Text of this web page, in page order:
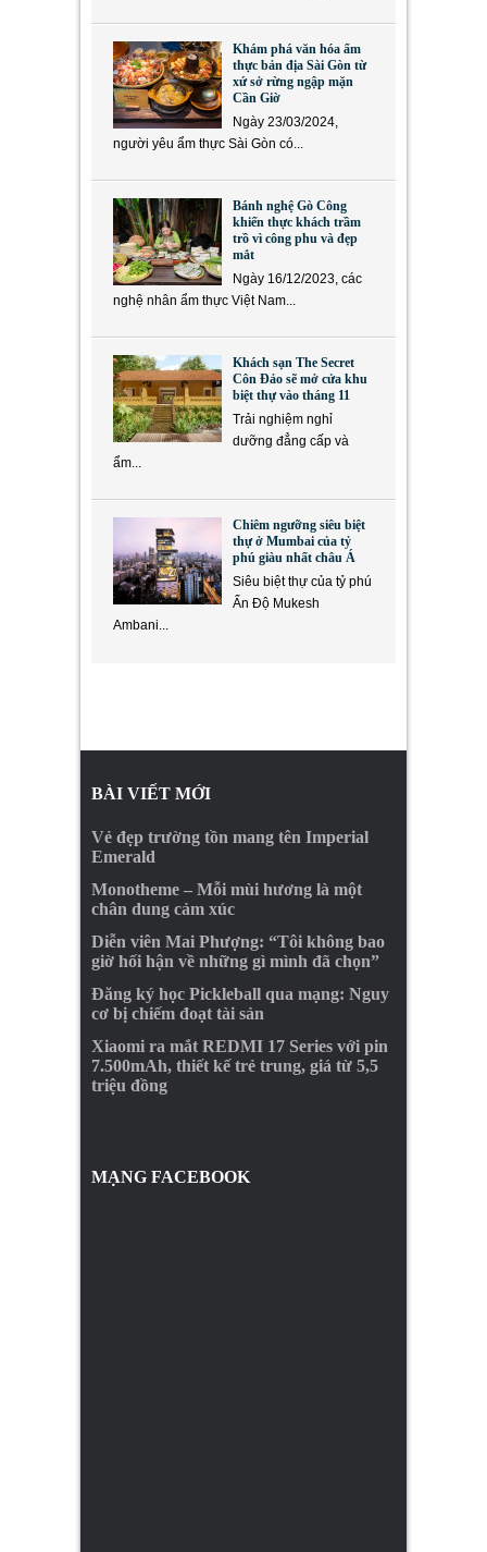
Khám phá văn hóa ẩm
thực bản địa Sài Gòn từ
xứ sở rừng ngập mặn
Cần Giờ
Ngày 23/03/2024,
người yêu ẩm thực Sài Gòn có...
Bánh nghệ Gò Công
khiến thực khách trầm
trồ vì công phu và đẹp
mắt
Ngày 16/12/2023, các
nghệ nhân ẩm thực Việt Nam...
Khách sạn The Secret
Côn Đảo sẽ mở cửa khu
biệt thự vào tháng 11
Trải nghiệm nghỉ
dưỡng đẳng cấp và
ẩm...
Chiêm ngưỡng siêu biệt
thự ở Mumbai của tỷ
phú giàu nhất châu Á
Siêu biệt thự của tỷ phú
Ấn Độ Mukesh
Ambani...
BÀI VIẾT MỚI
Vẻ đẹp trường tồn mang tên Imperial
Emerald
Monotheme – Mỗi mùi hương là một
chân dung cảm xúc
Diễn viên Mai Phượng: “Tôi không bao
giờ hối hận về những gì mình đã chọn”
Đăng ký học Pickleball qua mạng: Nguy
cơ bị chiếm đoạt tài sản
Xiaomi ra mắt REDMI 17 Series với pin
7.500mAh, thiết kế trẻ trung, giá từ 5,5
triệu đồng
MẠNG FACEBOOK